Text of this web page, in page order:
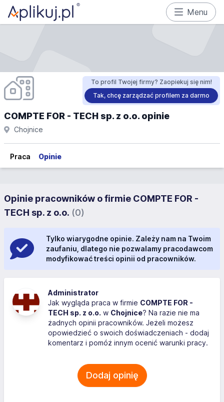
Menu
To profil Twojej firmy? Zaopiekuj się nim!
Tak, chcę zarządzać profilem za darmo
COMPTE FOR - TECH sp. z o.o. opinie
Chojnice
Praca Opinie
Opinie pracowników o firmie COMPTE FOR -
TECH sp. z o.o. (0)
Tylko wiarygodne opinie. Zależy nam na Twoim
zaufaniu, dlatego nie pozwalamy pracodawcom
modyfikować treści opinii od pracowników.
Administrator
Jak wygląda praca w firmie COMPTE FOR -
TECH sp. z o.o. w Chojnice? Na razie nie ma
żadnych opinii pracowników. Jeżeli możesz
opowiedzieć o swoich doświadczeniach - dodaj
komentarz i pomóż innym ocenić warunki pracy.
Dodaj opinię